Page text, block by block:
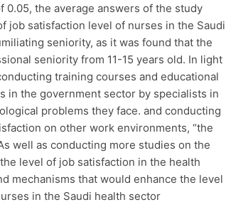
the average answers of the study
job satisfaction level of nurses in the Saudi
seniority, as it was found that the
seniority from 11-15 years old. In light
training courses and educational
in the government sector by specialists in
problems they face. and conducting
on other work environments, “the
well as conducting more studies on the
level of job satisfaction in the health
mechanisms that would enhance the level
in the Saudi health sector.